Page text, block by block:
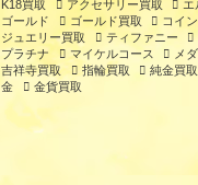
K18買取 アクセサリー買取 エ
ゴールド
ゴールド買取
コイ
ジュエリー買取
ティファニー
プラチナ
マイケルコース メ
吉祥寺買取
指輪買取 純金買取
金
金貨買取